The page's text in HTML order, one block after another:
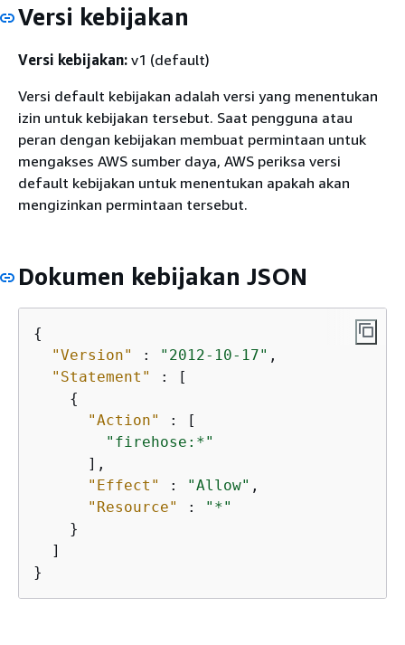
Versi kebijakan
Versi kebijakan: v1 (default)
Versi default kebijakan adalah versi yang menentukan
izin untuk kebijakan tersebut. Saat pengguna atau
peran dengan kebijakan membuat permintaan untuk
mengakses AWS sumber daya, AWS periksa versi
default kebijakan untuk menentukan apakah akan
mengizinkan permintaan tersebut.
Dokumen kebijakan JSON
{
"Version"
: "2012-10-17" ,
"Statement"
: [
{
"Action"
: [
"firehose:*"
      ],
"Effect"
: "Allow" ,
"Resource"
:
"*"
    }
  ]
}